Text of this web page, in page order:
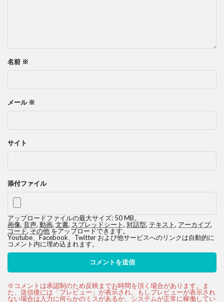
名前 ※
メール ※
サイト
添付ファイル
アップロードファイルの最大サイズ: 50 MB。
画像, 音声, 動画, 文書, スプレッドシート, 対話型, テキスト, アーカイブ,
コード,その他をアップロードできます。
Youtube、Facebook、Twitter および他サービスへのリンクは自動的に
コメント内に埋め込まれます。